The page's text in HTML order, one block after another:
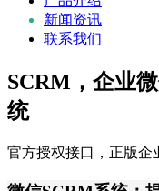
新闻资讯
联系我们
SCRM，企业
统
官方授权接口，正版企